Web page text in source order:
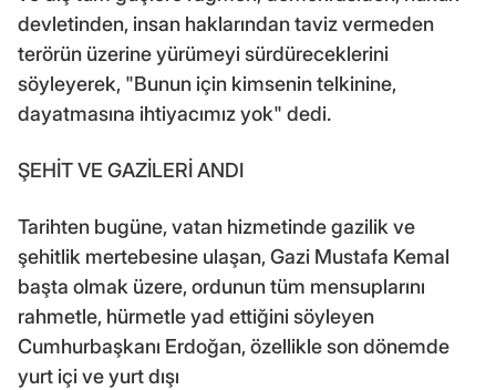
devletinden, insan haklarından taviz vermeden
terörün üzerine yürümeyi sürdüreceklerini
söyleyerek, "Bunun için kimsenin telkinine,
dayatmasına ihtiyacımız yok" dedi.
ŞEHİT VE GAZİLERİ ANDI
Tarihten bugüne, vatan hizmetinde gazilik ve
şehitlik mertebesine ulaşan, Gazi Mustafa Kemal
başta olmak üzere, ordunun tüm mensuplarını
rahmetle, hürmetle yad ettiğini söyleyen
Cumhurbaşkanı Erdoğan, özellikle son dönemde
yurt içi ve yurt dışı